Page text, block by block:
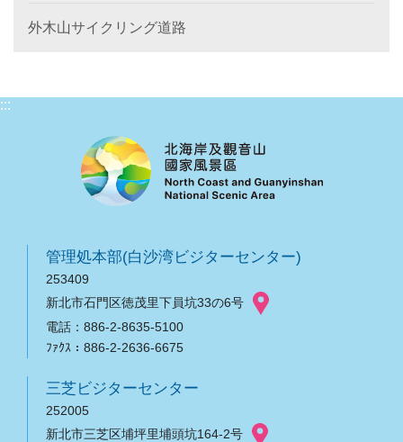
外木山サイクリング道路
:::
管理処本部(白沙湾ビジターセンター)
253409
新北市石門区徳茂里下員坑33の6号
電話：886-2-8635-5100
ﾌｧｸｽ：886-2-2636-6675
三芝ビジターセンター
252005
新北市三芝区埔坪里埔頭坑164-2号